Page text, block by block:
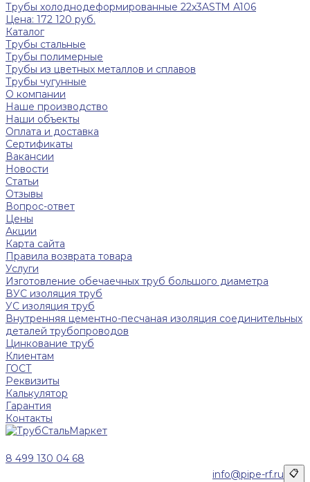
Трубы холоднодеформированные 22x3ASTM A106
Цена: 172 120 руб.
Каталог
Трубы стальные
Трубы полимерные
Трубы из цветных металлов и сплавов
Трубы чугунные
О компании
Наше производство
Наши объекты
Оплата и доставка
Сертификаты
Вакансии
Новости
Статьи
Отзывы
Вопрос-ответ
Цены
Акции
Карта сайта
Правила возврата товара
Услуги
Изготовление обечаечных труб большого диаметра
ВУС изоляция труб
УС изоляция труб
Внутренняя цементно-песчаная изоляция соединительных
деталей трубопроводов
Цинкование труб
Клиентам
ГОСТ
Реквизиты
Калькулятор
Гарантия
Контакты
8 499 130 04 68
info@pipe-rf.ru 📋